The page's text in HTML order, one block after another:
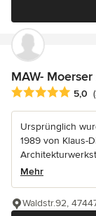
MAW-
5,0
Ursprünglich
1989 von Klaus-
Mehr
Waldstr.92,